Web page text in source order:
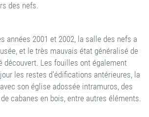
des nefs.
années 2001 et 2002, la salle des nefs a
et le très mauvais état généralisé de
découvert. Les fouilles ont également
les restes d'édifications antérieures, la
son église adossée intramuros, des
cabanes en bois, entre autres éléments.